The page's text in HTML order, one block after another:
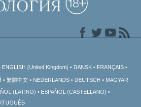
ENGLISH (United Kingdom) DANSK FRANÇAIS
繁體中文 NEDERLANDS DEUTSCH
MAGYAR
(LATINO)
ESPAÑOL (CASTELLANO)